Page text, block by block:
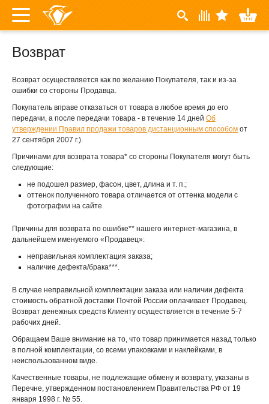
Возврат
Возврат осуществляется как по желанию Покупателя, так и из-за
ошибки со стороны Продавца.
Покупатель вправе отказаться от товара в любое время до его
передачи, а после передачи товара - в течение 14 дней Об
утверждении Правил продажи товаров дистанционным способом от
27 сентября 2007 г.).
Причинами для возврата товара* со стороны Покупателя могут быть
следующие:
не подошел размер, фасон, цвет, длина и т. п.;
оттенок полученного товара отличается от оттенка модели с
фотографии на сайте.
Причины для возврата по ошибке** нашего интернет-магазина, в
дальнейшем именуемого «Продавец»:
неправильная комплектация заказа;
наличие дефекта/брака***.
В случае неправильной комплектации заказа или наличии дефекта
стоимость обратной доставки Почтой России оплачивает Продавец.
Возврат денежных средств Клиенту осуществляется в течение 5-7
рабочих дней.
Обращаем Ваше внимание на то, что товар принимается назад только
в полной комплектации, со всеми упаковками и наклейками, в
неиспользованном виде.
Качественные товары, не подлежащие обмену и возврату, указаны в
Перечне, утвержденном постановлением Правительства РФ от 19
января 1998 г. № 55.